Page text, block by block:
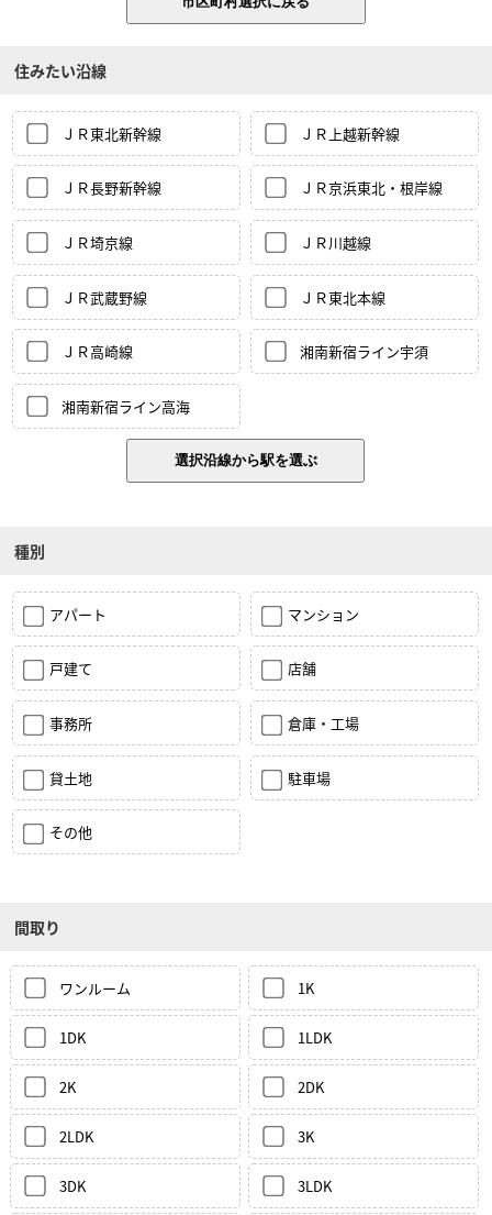
住みたい沿線
ＪＲ東北新幹線 ＪＲ上越新幹線
ＪＲ長野新幹線 ＪＲ京浜東北・根岸線
ＪＲ埼京線 ＪＲ川越線
ＪＲ武蔵野線 ＪＲ東北本線
ＪＲ高崎線 湘南新宿ライン宇須
湘南新宿ライン高海
種別
アパート マンション
戸建て 店舗
事務所 倉庫・工場
貸土地 駐車場
その他
間取り
ワンルーム 1K
1DK 1LDK
2K 2DK
2LDK 3K
3DK 3LDK